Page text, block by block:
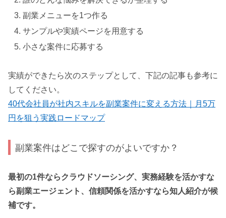
副業メニューを1つ作る
サンプルや実績ページを用意する
小さな案件に応募する
実績ができたら次のステップとして、下記の記事も参考に
してください。
40代会社員が社内スキルを副業案件に変える方法｜月5万
円を狙う実践ロードマップ
副業案件はどこで探すのがよいですか？
最初の1件ならクラウドソーシング、実務経験を活かすな
ら副業エージェント、信頼関係を活かすなら知人紹介が候
補です。